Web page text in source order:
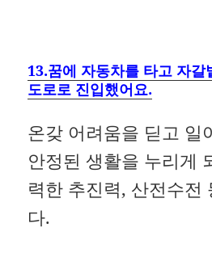
13.꿈에 자동차를 타고 자갈
도로로 진입했어요.
온갖 어려움을 딛고 일
안정된 생활을 누리게
력한 추진력, 산전수전
다.